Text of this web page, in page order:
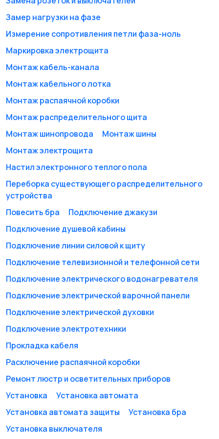
металлоконструкций
Вентиляция
Потолки
Демонтаж
Стекольные услуги
Снос и демонтаж
Строительство
домов и коттеджей
Изготовление
мебели
Отделка деревянных
домов, бань, саун
мебели
Бетонные работы
Замер нагрузки на фазе
Измерение сопротивления петли фаза-ноль
Маркировка электрощита
Монтаж кабель-канала
Монтаж кабельного лотка
Монтаж распаячной коробки
Монтаж распределительного щита
Монтаж шинопровода
Монтаж шины
Монтаж электрощита
Настил электронного теплого пола
Переборка существующего распределительного
устройства
Повесить бра
Подключение джакузи
Подключение душевой кабины
Подключение линии силовой к щиту
Подключение телевизионной и телефонной сети
Подключение электрического водонагревателя
Подключение электрической варочной панели
Подключение электрической духовки
Подключение электротехники
Прокладка кабеля
Расключение распаячной коробки
Ремонт люстр и осветительных приборов
Установка
Установка автомата
Установка автомата защиты
Установка бра
Установка выключателя